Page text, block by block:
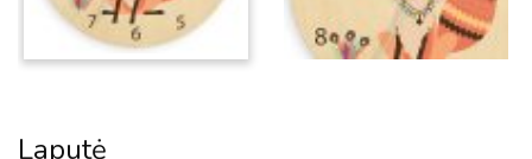
Laputė